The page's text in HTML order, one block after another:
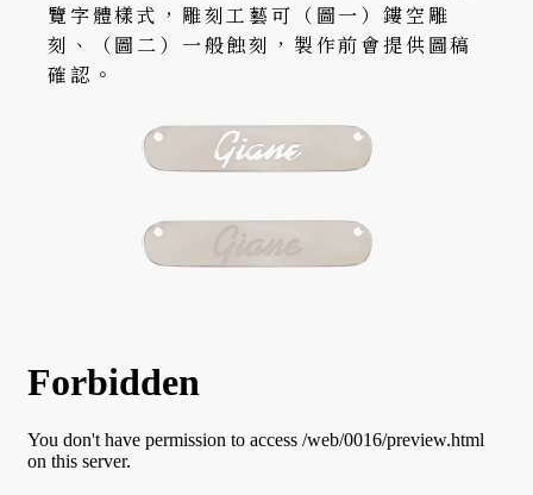
覽字體樣式，雕刻工藝可（圖一）鏤空雕
刻、（圖二）一般蝕刻，製作前會提供圖稿
確認。